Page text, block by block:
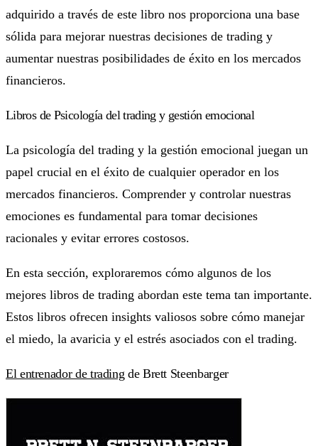
adquirido a través de este libro nos proporciona una base
sólida para mejorar nuestras decisiones de trading y
aumentar nuestras posibilidades de éxito en los mercados
financieros.
Libros de Psicología del trading y gestión emocional
La psicología del trading y la gestión emocional juegan un
papel crucial en el éxito de cualquier operador en los
mercados financieros. Comprender y controlar nuestras
emociones es fundamental para tomar decisiones
racionales y evitar errores costosos.
En esta sección, exploraremos cómo algunos de los
mejores libros de trading abordan este tema tan importante.
Estos libros ofrecen insights valiosos sobre cómo manejar
el miedo, la avaricia y el estrés asociados con el trading.
El entrenador de trading de Brett Steenbarger